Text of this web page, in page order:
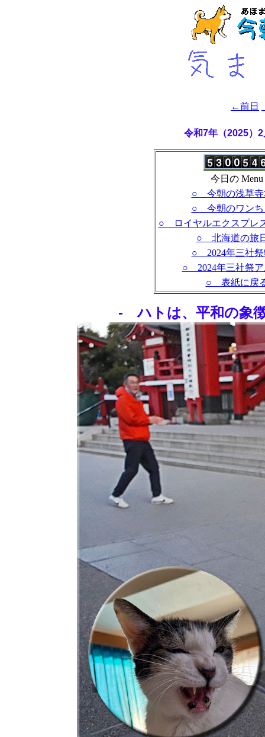
←前日
令和7年（2025）
今日の Menu
○ 今朝の浅草寺
○ 今朝のワンち
○ ロイヤルエクスプレ
○ 北海道の旅
○ 2024年三社祭
○ 2024年三社祭ア
○ 表紙に戻
- ハトは、平和の象